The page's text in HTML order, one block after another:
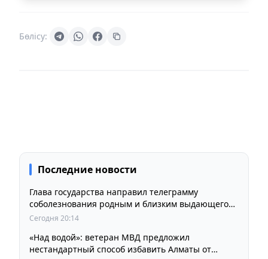
Бөлісу:
Последние новости
Глава государства направил телеграмму
соболезнования родным и близким выдающегося
кинорежиссера Ардака Амиркулова
Сегодня 20:14
«Над водой»: ветеран МВД предложил
нестандартный способ избавить Алматы от